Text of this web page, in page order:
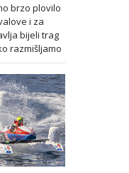
brzo plovilo
i za
bijeli trag
razmišljamo